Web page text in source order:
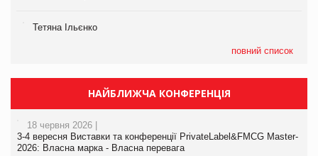
Тетяна Ільєнко
повний список
НАЙБЛИЖЧА КОНФЕРЕНЦІЯ
18 червня 2026 |
3-4 вересня Виставки та конференції PrivateLabel&FMCG Master-
2026: Власна марка - Власна перевага